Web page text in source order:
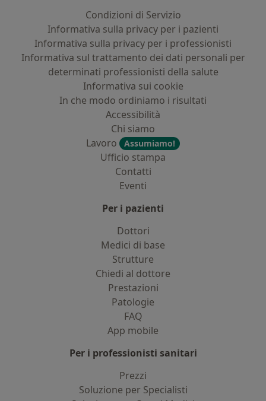
Condizioni di Servizio
Informativa sulla privacy per i pazienti
Informativa sulla privacy per i professionisti
Informativa sul trattamento dei dati personali per
determinati professionisti della salute
Informativa sui cookie
In che modo ordiniamo i risultati
Accessibilità
Chi siamo
Lavoro
Assumiamo!
Ufficio stampa
Contatti
Eventi
Per i pazienti
Dottori
Medici di base
Strutture
Chiedi al dottore
Prestazioni
Patologie
FAQ
App mobile
Per i professionisti sanitari
Prezzi
Soluzione per Specialisti